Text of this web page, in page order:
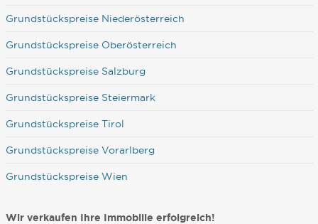
Grundstückspreise Niederösterreich
Grundstückspreise Oberösterreich
Grundstückspreise Salzburg
Grundstückspreise Steiermark
Grundstückspreise Tirol
Grundstückspreise Vorarlberg
Grundstückspreise Wien
Wir verkaufen Ihre Immobilie erfolgreich!